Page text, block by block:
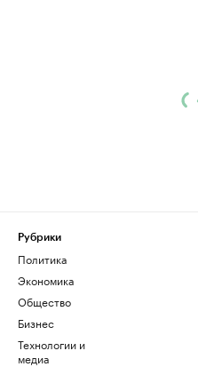
Рубрики
Политика
Экономика
Общество
Бизнес
Технологии и
медиа